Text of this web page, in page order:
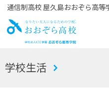
通信制高校 屋久島おおぞら高
お
学校生活